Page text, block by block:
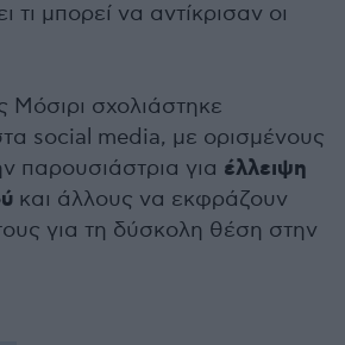
τι μπορεί να αντίκρισαν οι
Μόσιρι σχολιάστηκε
social media, με ορισμένους
παρουσιάστρια για έλλειψη
και άλλους να εκφράζουν
για τη δύσκολη θέση στην